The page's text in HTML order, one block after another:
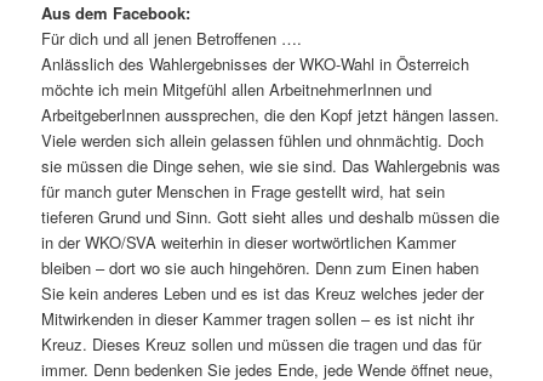
Aus dem Facebook:
Für dich und all jenen Betroffenen ….
Anlässlich des Wahlergebnisses der WKO-Wahl in Österreich
möchte ich mein Mitgefühl allen ArbeitnehmerInnen und
ArbeitgeberInnen aussprechen, die den Kopf jetzt hängen lassen.
Viele werden sich allein gelassen fühlen und ohnmächtig. Doch
sie müssen die Dinge sehen, wie sie sind. Das Wahlergebnis was
für manch guter Menschen in Frage gestellt wird, hat sein
tieferen Grund und Sinn. Gott sieht alles und deshalb müssen die
in der WKO/SVA weiterhin in dieser wortwörtlichen Kammer
bleiben – dort wo sie auch hingehören. Denn zum Einen haben
Sie kein anderes Leben und es ist das Kreuz welches jeder der
Mitwirkenden in dieser Kammer tragen sollen – es ist nicht ihr
Kreuz. Dieses Kreuz sollen und müssen die tragen und das für
immer. Denn bedenken Sie jedes Ende, jede Wende öffnet neue,